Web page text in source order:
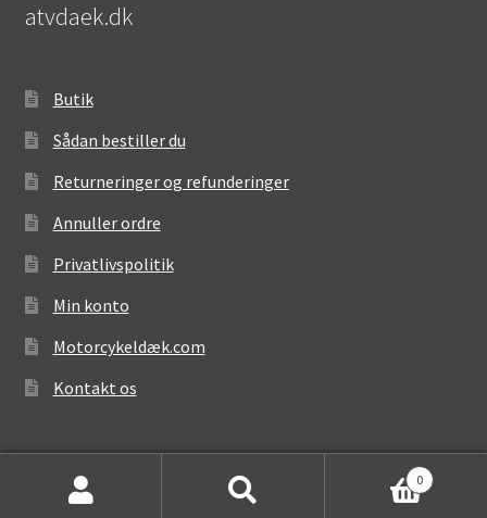
atvdaek.dk
Butik
Sådan bestiller du
Returneringer og refunderinger
Annuller ordre
Privatlivspolitik
Min konto
Motorcykeldæk.com
Kontakt os
0